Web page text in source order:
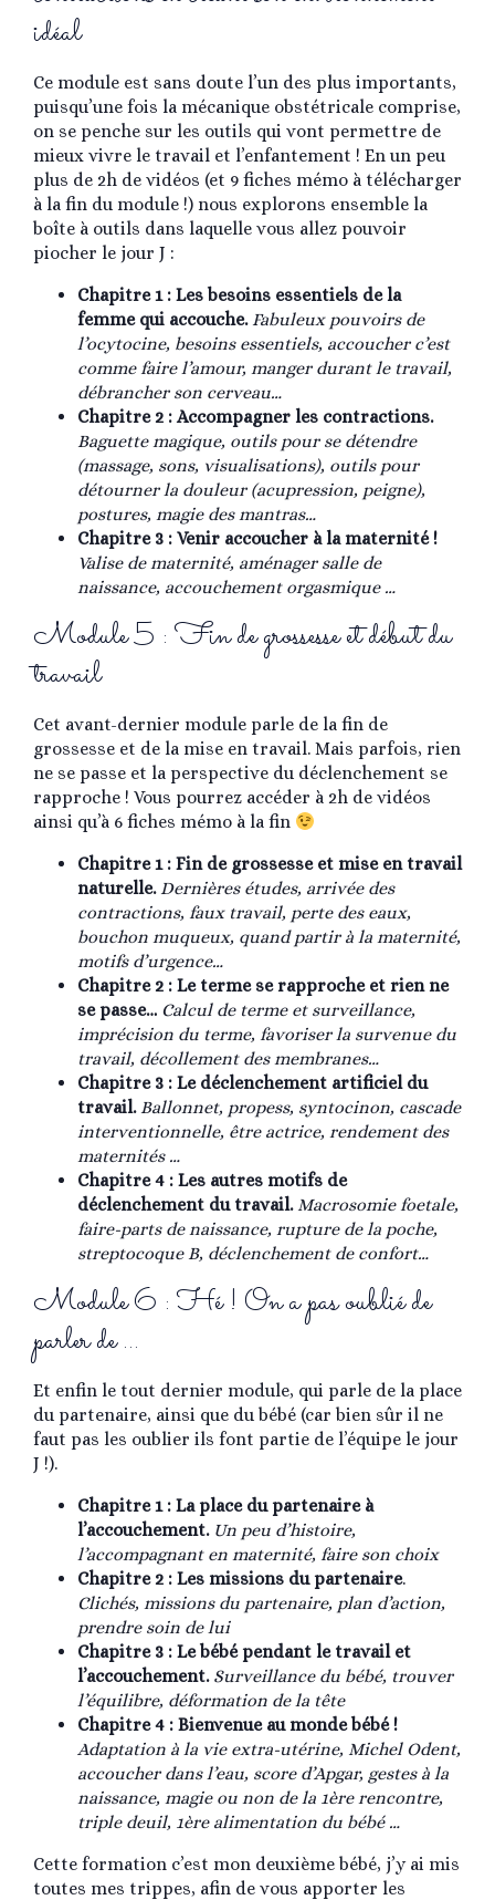
idéal
Ce module est sans doute l’un des plus importants,
puisqu’une fois la mécanique obstétricale comprise,
on se penche sur les outils qui vont permettre de
mieux vivre le travail et l’enfantement ! En un peu
plus de 2h de vidéos (et 9 fiches mémo à télécharger
à la fin du module !) nous explorons ensemble la
boîte à outils dans laquelle vous allez pouvoir
piocher le jour J :
Chapitre 1 : Les besoins essentiels de la
femme qui accouche. Fabuleux pouvoirs de
l’ocytocine, besoins essentiels, accoucher c’est
comme faire l’amour, manger durant le travail,
débrancher son cerveau…
Chapitre 2 : Accompagner les contractions.
Baguette magique, outils pour se détendre
(massage, sons, visualisations), outils pour
détourner la douleur (acupression, peigne),
postures, magie des mantras…
Chapitre 3 : Venir accoucher à la maternité !
Valise de maternité, aménager salle de
naissance, accouchement orgasmique …
Module 5 : Fin de grossesse et début du
travail
Cet avant-dernier module parle de la fin de
grossesse et de la mise en travail. Mais parfois, rien
ne se passe et la perspective du déclenchement se
rapproche ! Vous pourrez accéder à 2h de vidéos
ainsi qu’à 6 fiches mémo à la fin
Chapitre 1 : Fin de grossesse et mise en travail
naturelle. Dernières études, arrivée des
contractions, faux travail, perte des eaux,
bouchon muqueux, quand partir à la maternité,
motifs d’urgence…
Chapitre 2 : Le terme se rapproche et rien ne
se passe… Calcul de terme et surveillance,
imprécision du terme, favoriser la survenue du
travail, décollement des membranes…
Chapitre 3 : Le déclenchement artificiel du
travail. Ballonnet, propess, syntocinon, cascade
interventionnelle, être actrice, rendement des
maternités …
Chapitre 4 : Les autres motifs de
déclenchement du travail. Macrosomie foetale,
faire-parts de naissance, rupture de la poche,
streptocoque B, déclenchement de confort…
Module 6 : Hé ! On a pas oublié de
parler de …
Et enfin le tout dernier module, qui parle de la place
du partenaire, ainsi que du bébé (car bien sûr il ne
faut pas les oublier ils font partie de l’équipe le jour
J !).
Chapitre 1 : La place du partenaire à
l’accouchement. Un peu d’histoire,
l’accompagnant en maternité, faire son choix
Chapitre 2 : Les missions du partenaire.
Clichés, missions du partenaire, plan d’action,
prendre soin de lui
Chapitre 3 : Le bébé pendant le travail et
l’accouchement. Surveillance du bébé, trouver
l’équilibre, déformation de la tête
Chapitre 4 : Bienvenue au monde bébé !
Adaptation à la vie extra-utérine, Michel Odent,
accoucher dans l’eau, score d’Apgar, gestes à la
naissance, magie ou non de la 1ère rencontre,
triple deuil, 1ère alimentation du bébé …
Cette formation c’est mon deuxième bébé, j’y ai mis
toutes mes trippes, afin de vous apporter les